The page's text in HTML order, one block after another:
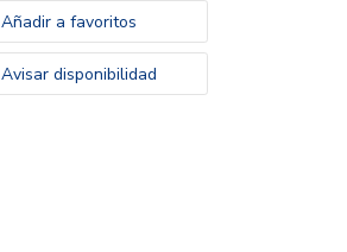
Añadir a favoritos
Avisar disponibilidad